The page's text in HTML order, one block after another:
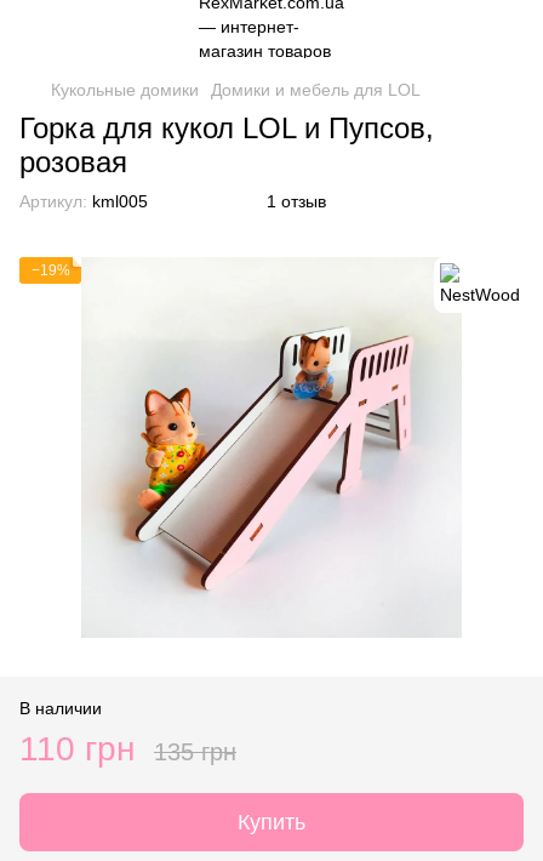
Кукольные домики Домики и мебель для LOL
Горка для кукол LOL и Пупсов,
розовая
Артикул: kml005 1 отзыв
−19%
В наличии
110 грн 135 грн
Купить